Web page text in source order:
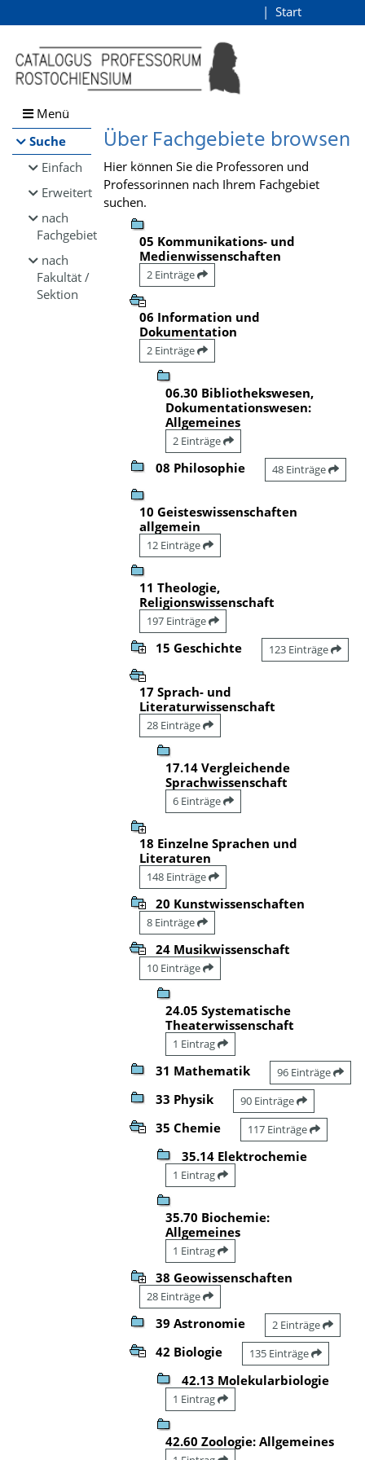
Browsen
direkt zum Inhalt
Start
Menü
Suche
Einfach
Erweitert
nach
Fachgebiet
nach
Fakultät /
Sektion
Über Fachgebiete browsen
Hier können Sie die Professoren und
Professorinnen nach Ihrem Fachgebiet
suchen.
05 Kommunikations- und
Medienwissenschaften
2 Einträge
06 Information und
Dokumentation
2 Einträge
06.30 Bibliothekswesen,
Dokumentationswesen:
Allgemeines
2 Einträge
08 Philosophie 48 Einträge
10 Geisteswissenschaften
allgemein
12 Einträge
11 Theologie,
Religionswissenschaft
197 Einträge
15 Geschichte 123 Einträge
17 Sprach- und
Literaturwissenschaft
28 Einträge
17.14 Vergleichende
Sprachwissenschaft
6 Einträge
18 Einzelne Sprachen und
Literaturen
148 Einträge
20 Kunstwissenschaften
8 Einträge
24 Musikwissenschaft
10 Einträge
24.05 Systematische
Theaterwissenschaft
1 Eintrag
31 Mathematik 96 Einträge
33 Physik 90 Einträge
35 Chemie 117 Einträge
35.14 Elektrochemie
1 Eintrag
35.70 Biochemie:
Allgemeines
1 Eintrag
38 Geowissenschaften
28 Einträge
39 Astronomie 2 Einträge
42 Biologie 135 Einträge
42.13 Molekularbiologie
1 Eintrag
42.60 Zoologie: Allgemeines